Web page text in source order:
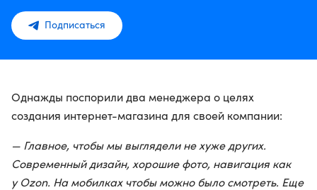
Подписаться
Однажды поспорили два менеджера о целях
создания интернет-магазина для своей компании:
— Главное, чтобы мы выглядели не хуже других.
Современный дизайн, хорошие фото, навигация как
у Ozon. На мобилках чтобы можно было смотреть. Еще